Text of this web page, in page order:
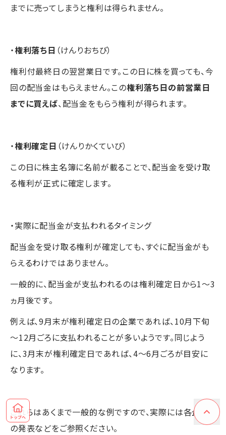
までに売ってしまうと権利は得られません。
・権利落ち日 （けんりおちび）
権利付最終日の翌営業日です。この日に株を買っても、今
回の配当金はもらえません。この権利落ち日の前営業日
までに買えば、配当金をもらう権利が得られます。
・権利確定日 （けんりかくていび）
この日に株主名簿に名前が載ることで、配当金を受け取
る権利が正式に確定します。
・実際に配当金が支払われるタイミング
配当金を受け取る権利が確定しても、すぐに配当金がも
らえるわけではありません。
一般的に、配当金が支払われるのは権利確定日から1～3
ヵ月後です。
例えば、9月末が権利確定日の企業であれば、10月下旬
～12月ごろに支払われることが多いようです。同じよう
に、3月末が権利確定日であれば、4～6月ごろが目安に
なります。
これらはあくまで一般的な例ですので、実際には各企業
の発表などをご参照ください。